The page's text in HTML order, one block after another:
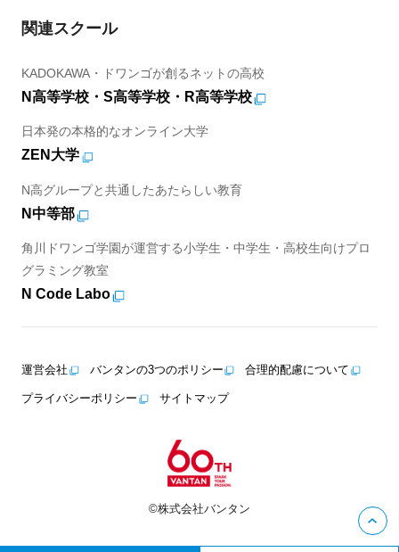
関連スクール
KADOKAWA・ドワンゴが創るネットの高校
N高等学校・S高等学校・R高等学校
日本発の本格的なオンライン大学
ZEN大学
N高グループと共通したあたらしい教育
N中等部
角川ドワンゴ学園が運営する小学生・中学生・高校生向けプロ
グラミング教室
N Code Labo
運営会社 バンタンの3つのポリシー 合理的配慮について
プライバシーポリシー サイトマップ
©株式会社バンタン